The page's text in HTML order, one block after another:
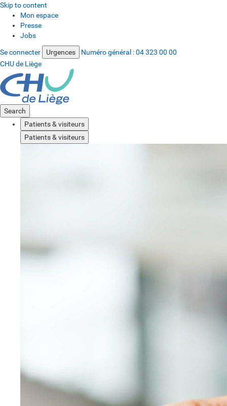
Skip to content
Mon espace
Presse
Jobs
Se connecter Urgences Numéro général :04 323 00 00
CHU de Liège
Search
Patients & visiteurs
Patients & visiteurs